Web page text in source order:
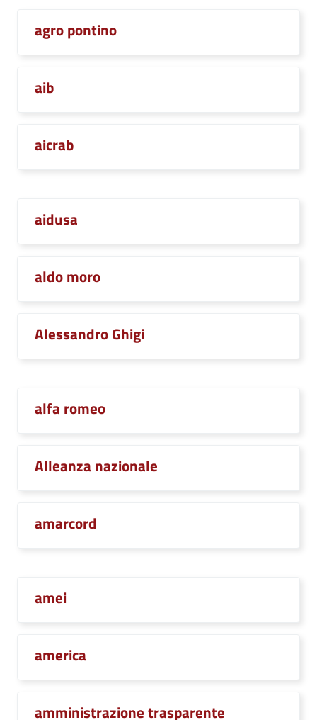
agro pontino
aib
aicrab
aidusa
aldo moro
Alessandro Ghigi
alfa romeo
Alleanza nazionale
amarcord
amei
america
amministrazione trasparente